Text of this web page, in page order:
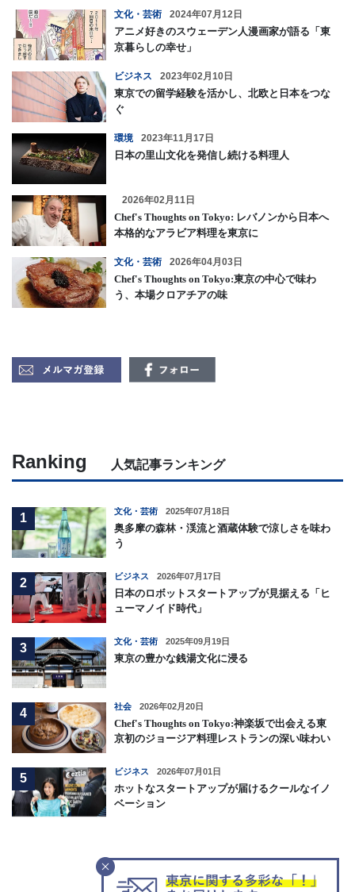
文化・芸術 2024年07月12日
アニメ好きのスウェーデン人漫画家が語る「東
京暮らしの幸せ」
ビジネス 2023年02月10日
東京での留学経験を活かし、北欧と日本をつな
ぐ
環境 2023年11月17日
日本の里山文化を発信し続ける料理人
2026年02月11日
Chef's Thoughts on Tokyo: レバノンから日本へ
本格的なアラビア料理を東京に
文化・芸術 2026年04月03日
Chef's Thoughts on Tokyo:東京の中心で味わ
う、本場クロアチアの味
Ranking 人気記事ランキング
1
文化・芸術 2025年07月18日
奥多摩の森林・渓流と酒蔵体験で涼しさを味わ
う
2
ビジネス 2026年07月17日
日本のロボットスタートアップが見据える「ヒ
ューマノイド時代」
3
文化・芸術 2025年09月19日
東京の豊かな銭湯文化に浸る
4
社会 2026年02月20日
Chef's Thoughts on Tokyo:神楽坂で出会える東
京初のジョージア料理レストランの深い味わい
5
ビジネス 2026年07月01日
ホットなスタートアップが届けるクールなイノ
ベーション